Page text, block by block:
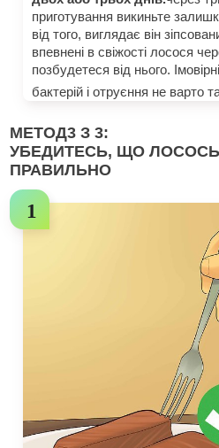
приготування викиньте
від того, виглядає він
впевнені в свіжості лосося
позбудетеся від нього.
бактерій і отруєння не варто
МЕТОД3 З 3:
УБЕДИТЕСЬ, ЩО
ПРАВИЛЬНО